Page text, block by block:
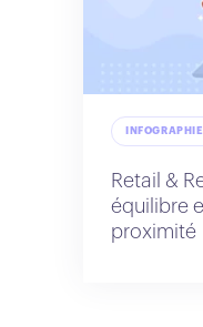
Retail &
équilibre
proximité